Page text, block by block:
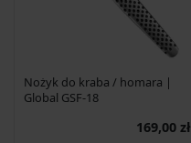
Nożyk do kraba / homara |
Global GSF-18
169,00 zł